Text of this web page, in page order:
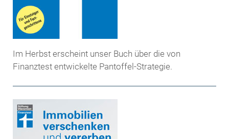
Im Herbst erscheint unser Buch über die von
Finanztest entwickelte Pantoffel-Strategie.